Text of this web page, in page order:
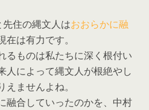
住の縄文人はおおらかに融
在は有力です。
るものは私たちに深く根付い
人によって縄文人が根絶やし
ませんよね。
融合していったのかを、中村